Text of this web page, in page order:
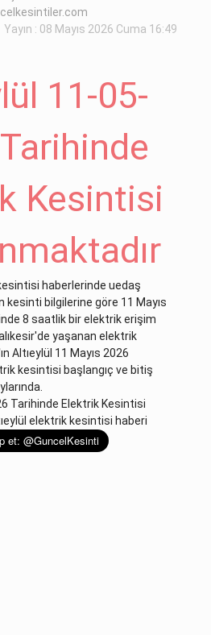
Yayın : 08 Mayıs 2026 Cuma 16:49
11-05-
Kesintisi
haberlerinde uedaş
kesinti bilgilerine göre 11 Mayıs
8 saatlik bir elektrik erişim
yaşanan elektrik
Altıeylül 11 Mayıs 2026
kesintisi başlangıç ve bitiş